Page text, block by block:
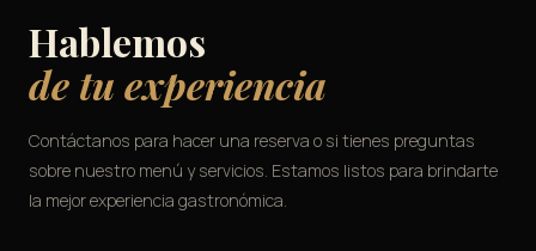
Hablemos
de tu experiencia
Contáctanos para hacer una reserva o si tienes preguntas
sobre nuestro menú y servicios. Estamos listos para brindarte
la mejor experiencia gastronómica.